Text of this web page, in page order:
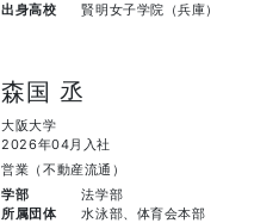
出身高校
賢明女子学院（兵庫）
森国 丞
大阪大学
2026年04月入社
営業（不動産流通）
学部
法学部
所属団体
水泳部、体育会本部